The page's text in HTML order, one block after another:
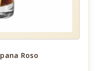
Roso